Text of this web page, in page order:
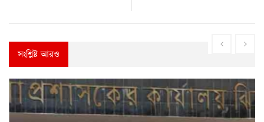
সংশ্লিষ্ট আরও